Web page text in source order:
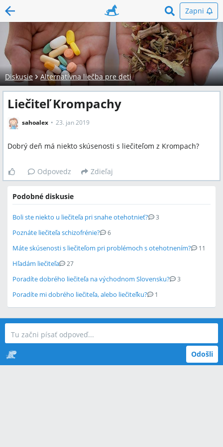
Zapni
Diskusie Alternatívna liečba pre deti
Liečiteľ Krompachy
sahoalex 23. jan 2019
Dobrý deň má niekto skúsenosti s liečiteľom z Krompach?
Odpovedz Zdieľaj
Podobné diskusie
Boli ste niekto u liečiteľa pri snahe otehotnieť? 3
Poznáte liečiteľa schizofrénie? 6
Máte skúsenosti s liečiteľom pri problémoch s otehotnením? 11
Hľadám liečiteľa 27
Poradíte dobrého liečiteľa na východnom Slovensku? 3
Poradíte mi dobrého liečiteľa, alebo liečiteľku? 1
Odošli